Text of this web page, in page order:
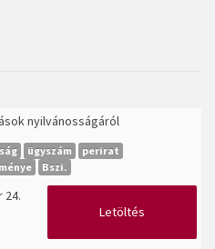
nyilvánosságáról
ügyszám
perirat
Bszi.
24.
Letöltés